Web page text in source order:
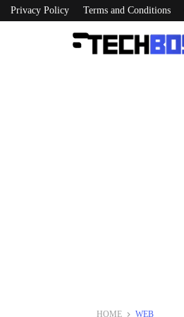
Privacy Policy Terms and Conditions
HOME WEB